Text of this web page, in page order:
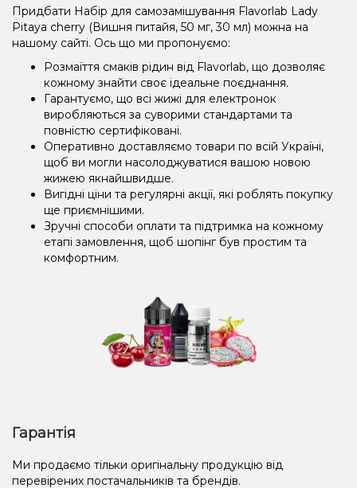
Придбати Набір для самозамішування Flavorlab Lady
Pitaya cherry (Вишня питайя, 50 мг, 30 мл) можна на
нашому сайті. Ось що ми пропонуємо:
Розмаїття смаків рідин від Flavorlab, що дозволяє
кожному знайти своє ідеальне поєднання.
Гарантуємо, що всі жижі для електронок
виробляються за суворими стандартами та
повністю сертифіковані.
Оперативно доставляємо товари по всій Україні,
щоб ви могли насолоджуватися вашою новою
жижею якнайшвидше.
Вигідні ціни та регулярні акції, які роблять покупку
ще приємнішими.
Зручні способи оплати та підтримка на кожному
етапі замовлення, щоб шопінг був простим та
комфортним.
Гарантія
Ми продаємо тільки оригінальну продукцію від
перевірених постачальників та брендів.